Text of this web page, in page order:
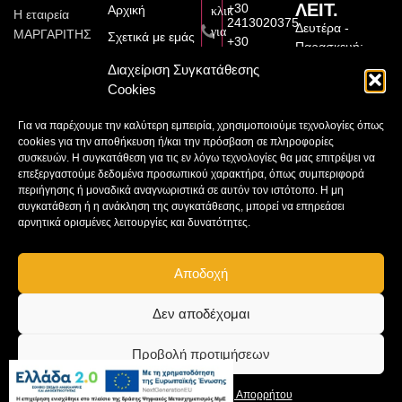
Διαχείριση Συγκατάθεσης
Cookies
Για να παρέχουμε την καλύτερη εμπειρία, χρησιμοποιούμε τεχνολογίες όπως
cookies για την αποθήκευση ή/και την πρόσβαση σε πληροφορίες
συσκευών. Η συγκατάθεση για τις εν λόγω τεχνολογίες θα μας επιτρέψει να
επεξεργαστούμε δεδομένα προσωπικού χαρακτήρα, όπως συμπεριφορά
περιήγησης ή μοναδικά αναγνωριστικά σε αυτόν τον ιστότοπο. Η μη
συγκατάθεση ή η ανάκληση της συγκατάθεσης, μπορεί να επηρεάσει
αρνητικά ορισμένες λειτουργίες και δυνατότητες.
Αποδοχή
Δεν αποδέχομαι
Προβολή προτιμήσεων
Πολιτική CookiesΔήλωση Απορρήτου
Η εταιρεία
ΜΑΡΓΑΡΙΤΗΣ
Πολιτικό
Μηχανικό
Βασίλειο
Μαργαρίτη,
απόφοιτο της
Πολυτεχνικής
Σχολής του
Θεσσαλίας.
Αρχική
Σχετικά με εμάς
Υπηρεσίες
Έργα
Συνεργάτες
Επικοινωνία
+30
2413020375
+30
margaritisete@gmail.com
κλικ
για
αποδεχτείτε
προώθησης
και
να
ενεργοποιήσετε
αυτό
Αλεξάνδρου
31, 41222,
Λάρισα
Μαργαρίτης
Κατασκευαστική
E.Ε.
Vasilis
ΛΕΙΤ.
Δευτέρα -
Παρασκευή:
9:00π.μ.–
3:00μ.μ
Κυριακή:
Κλειστά
Copyright © 2026 | Powered by
Pasteque
Πολιτική ΑπορρήτουΠολιτική Cookies